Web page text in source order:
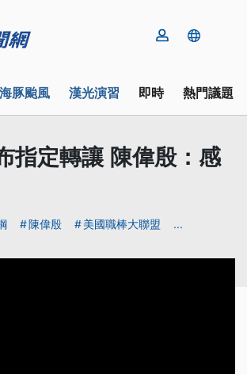
豚颱風 漢光演習 即時 熱門議題
指定轉讓 陳偉殷：感
陳偉殷 美國職棒大聯盟 ...